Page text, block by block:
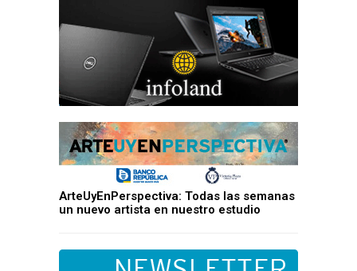
ArteUyEnPerspectiva: Todas las semanas
un nuevo artista en nuestro estudio